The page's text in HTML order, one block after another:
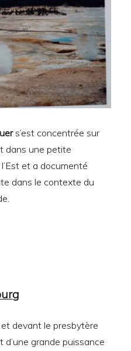
s’est concentrée sur
dans une petite
et a documenté
dans le contexte du
devant le presbytère
d’une grande puissance